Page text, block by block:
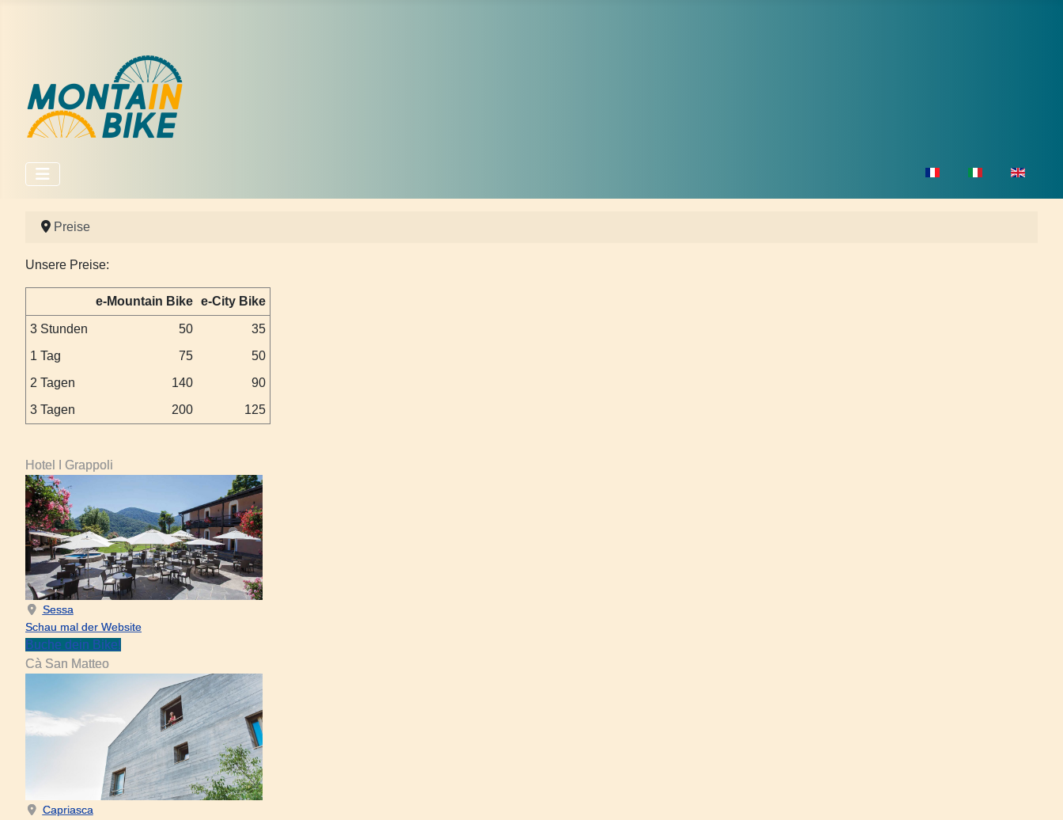
Sprache auswählen
Preise
Unsere Preise:
e-Mountain Bike e-City Bike
3 Stunden 50
35
1 Tag
75
50
2 Tagen
140
90
3 Tagen
200 125
Hotel I Grappoli
Sessa
Schau mal der Website
Buche dein Bike!
Cà San Matteo
Capriasca